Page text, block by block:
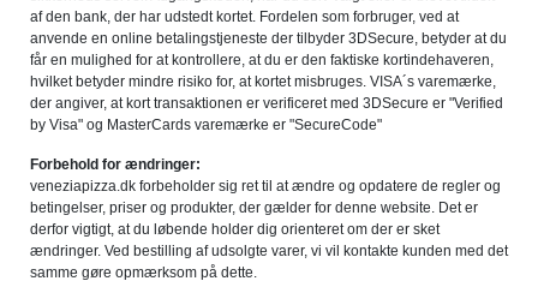
af den bank, der har udstedt kortet. Fordelen som forbruger, ved at
anvende en online betalingstjeneste der tilbyder 3DSecure, betyder at du
får en mulighed for at kontrollere, at du er den faktiske kortindehaveren,
hvilket betyder mindre risiko for, at kortet misbruges. VISA´s varemærke,
der angiver, at kort transaktionen er verificeret med 3DSecure er "Verified
by Visa" og MasterCards varemærke er "SecureCode"
Forbehold for ændringer:
veneziapizza.dk forbeholder sig ret til at ændre og opdatere de regler og
betingelser, priser og produkter, der gælder for denne website. Det er
derfor vigtigt, at du løbende holder dig orienteret om der er sket
ændringer. Ved bestilling af udsolgte varer, vi vil kontakte kunden med det
samme gøre opmærksom på dette.